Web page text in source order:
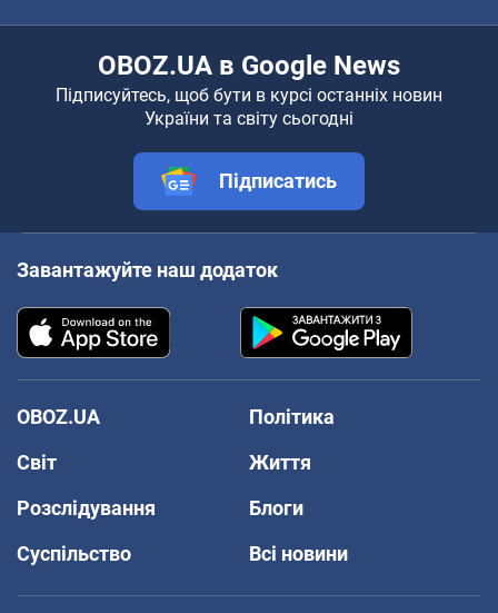
OBOZ.UA в Google News
Підписуйтесь, щоб бути в курсі останніх новин
України та світу сьогодні
Підписатись
Завантажуйте наш додаток
OBOZ.UA
Політика
Світ
Життя
Розслідування
Блоги
Суспільство
Всі новини